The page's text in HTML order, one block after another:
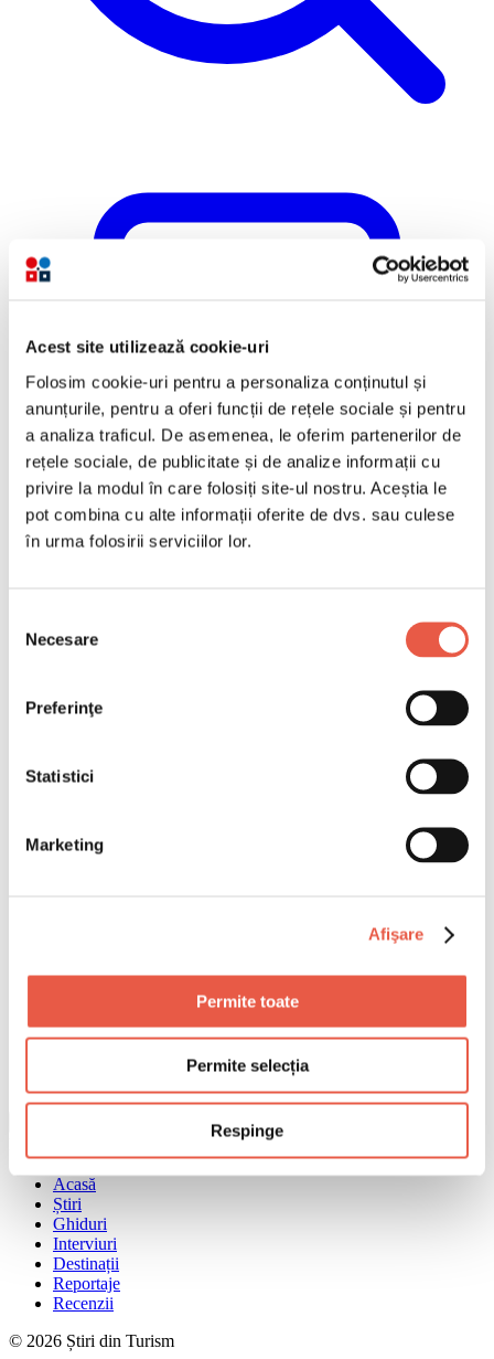
Acest site utilizează cookie-uri
Folosim cookie-uri pentru a personaliza conținutul și
anunțurile, pentru a oferi funcții de rețele sociale și pentru
a analiza traficul. De asemenea, le oferim partenerilor de
rețele sociale, de publicitate și de analize informații cu
privire la modul în care folosiți site-ul nostru. Aceștia le
pot combina cu alte informații oferite de dvs. sau culese
în urma folosirii serviciilor lor.
consimțământului
Necesare
Preferinţe
Statistici
Marketing
Afişare
Permite toate
Permite selecția
Respinge
Acasă
Știri
Ghiduri
Interviuri
Destinații
Reportaje
Recenzii
© 2026 Știri din Turism